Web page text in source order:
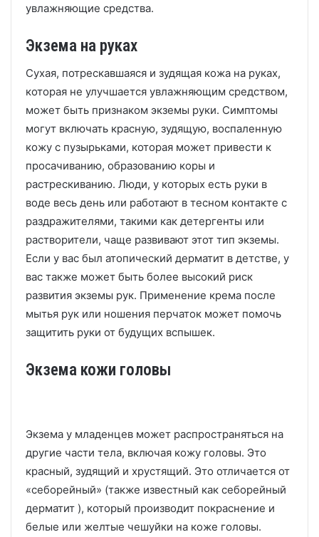
увлажняющие средства.
Экзема на руках
Сухая, потрескавшаяся и зудящая кожа на руках,
которая не улучшается увлажняющим средством,
может быть признаком экземы руки. Симптомы
могут включать красную, зудящую, воспаленную
кожу с пузырьками, которая может привести к
просачиванию, образованию коры и
растрескиванию. Люди, у которых есть руки в
воде весь день или работают в тесном контакте с
раздражителями, такими как детергенты или
растворители, чаще развивают этот тип экземы.
Если у вас был атопический дерматит в детстве, у
вас также может быть более высокий риск
развития экземы рук. Применение крема после
мытья рук или ношения перчаток может помочь
защитить руки от будущих вспышек.
Экзема кожи головы
Экзема у младенцев может распространяться на
другие части тела, включая кожу головы. Это
красный, зудящий и хрустящий. Это отличается от
«себорейный» (также известный как себорейный
дерматит ), который производит покраснение и
белые или желтые чешуйки на коже головы.